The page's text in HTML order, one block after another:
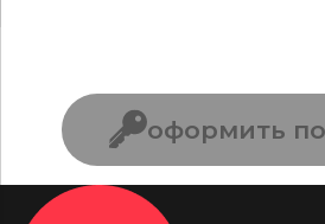
оформить